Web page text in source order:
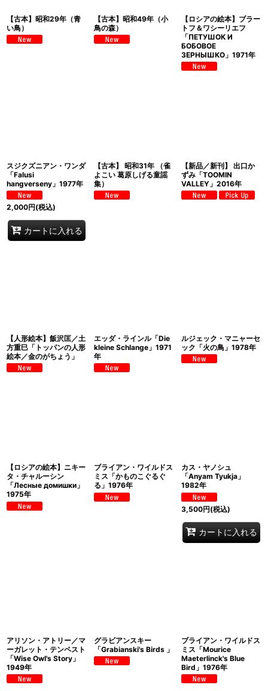
【古本】昭和29年（青
い鳥）
【古本】昭和49年（小
鳥の森）
【ロシアの絵本】ブラー
トフ＆ワシーリエフ
「ПЕТУШОК И
БОБОВОЕ
ЗЕРНЫШКО」1971年
スジクズニアン・ワンダ
「Falusi
hangverseny」1977年
2,000円(税込)
カートに入れる
【古本】 昭和31年 （雀
よこい 葛原しげる童謡
集）
【新品／新刊】 出口か
ずみ「TOOMIN
VALLEY」2016年
【人形絵本】飯沢匡／土
方重巳「トッパンの人形
絵本／金のがちょう」
エッダ・ラインル「Die
kleine Schlange」1971
年
ルジェック・マニャーセ
ック「火の鳥」1978年
【ロシアの絵本】ニキー
タ・チャルーシン
「Лесные домишки」
1975年
ブライアン・ワイルドス
ミス「かものこぐるぐ
る」1976年
カス・ヤノシュ
「Anyam Tyukja」
1982年
3,500円(税込)
カートに入れる
アリソン・アトリー／マ
ーガレット・テンペスト
「Wise Owl's Story」
1949年
グラビアンスキー
「Grabianski's Birds 」
ブライアン・ワイルドス
ミス「Mourice
Maeterlinck's Blue
Bird」1976年